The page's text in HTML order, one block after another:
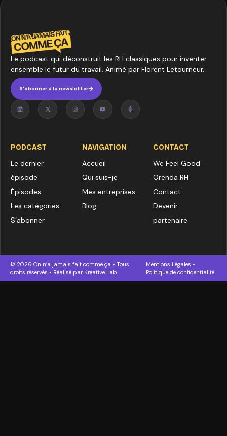
Le podcast qui déconstruit les RH classiques pour inventer
ensemble le futur du travail. Animé par Florent Letourneur.
S'abonner à la newsletter
PODCAST
Le dernier
épisode
Épisodes
Les catégories
S’abonner
NAVIGATION
Accueil
Qui suis-je
Mes entreprises
Blog
CONTACT
We Feel Good
Orenda RH
Contact
Devenir
partenaire
© 2026 On n’a jamais fait comme ça • Tous
droits réservés • Réalisé par Kreative Lab
Mentions Légales •
Politique de confidentialité